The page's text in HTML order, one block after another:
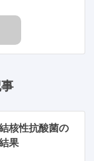
核性抗酸菌の
果